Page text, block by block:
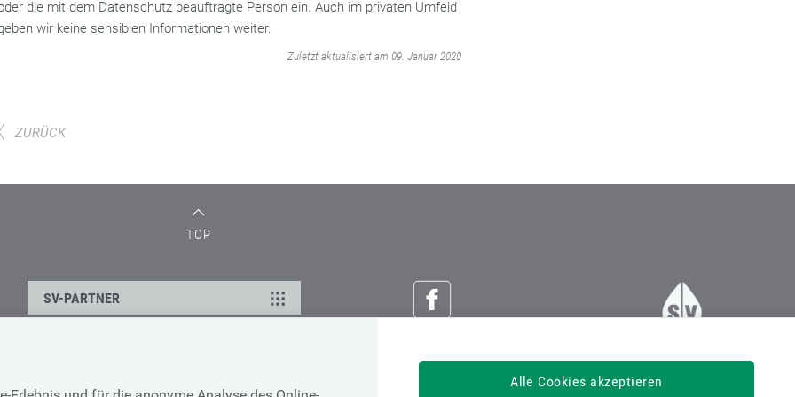
Alle Cookies akzeptieren
die mit dem Datenschutz beauftragte Person ein. Auch im privaten Umfeld
wir keine sensiblen Informationen weiter.
‌Zuletzt aktualisiert am 09. Januar 2020
ZURÜCK
TOP
Österreichische Sozialversicherung
Dachverband der Sozialversicherungsträger
SV-PARTNER